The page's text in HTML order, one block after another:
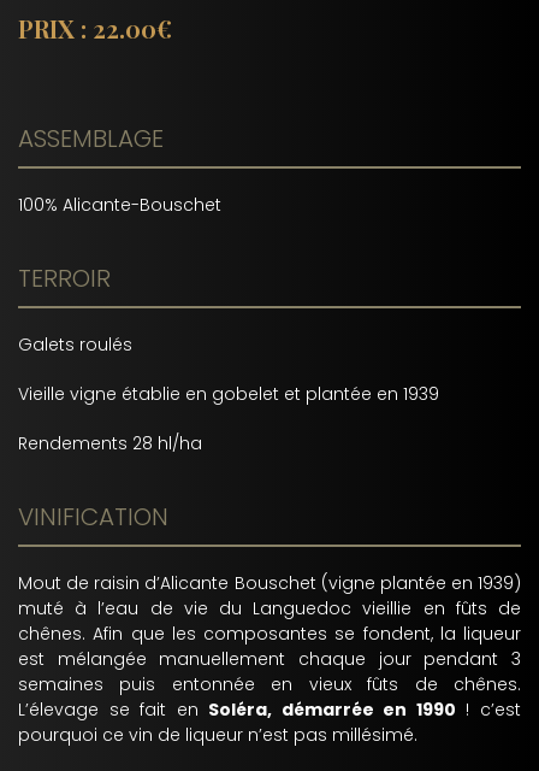
PRIX : 22.00€
ASSEMBLAGE
100% Alicante-Bouschet
TERROIR
Galets roulés
Vieille vigne établie en gobelet et plantée en 1939
Rendements 28 hl/ha
VINIFICATION
Mout de raisin d’Alicante Bouschet (vigne plantée en 1939)
muté à l’eau de vie du Languedoc vieillie en fûts de
chênes. Afin que les composantes se fondent, la liqueur
est mélangée manuellement chaque jour pendant 3
semaines puis entonnée en vieux fûts de chênes.
L’élevage se fait en Soléra, démarrée en 1990 ! c’est
pourquoi ce vin de liqueur n’est pas millésimé.